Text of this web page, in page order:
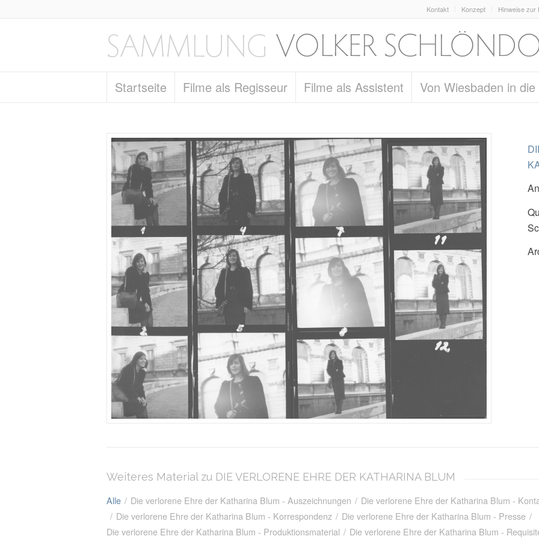
Kontakt Konzept Hinweise zur
Startseite Filme als Regisseur Filme als Assistent Von Wiesbaden in die
Weiteres Material zu DIE VERLORENE EHRE DER KATHARINA BLUM
Alle / Die verlorene Ehre der Katharina Blum - Auszeichnungen / Die verlorene Ehre der Katharina Blum -
/ Die verlorene Ehre der Katharina Blum - Korrespondenz / Die verlorene Ehre der Katharina Blum - Presse /
Die verlorene Ehre der Katharina Blum - Produktionsmaterial / Die verlorene Ehre der Katharina Blum -